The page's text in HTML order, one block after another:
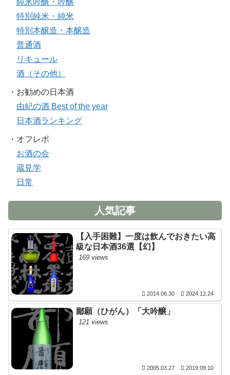
純米吟醸・吟醸
特別純米・純米
特別本醸造・本醸造
普通酒
リキュール
酒（その他）
・お勧めの日本酒
由紀の酒 Best of the year
日本酒ランキング
・オフレポ
お酒の会
蔵見学
日常
人気記事
【入手困難】一度は飲んでおきたい高
級な日本酒36選【幻】
169 views
2014.06.30 2024.12.24
鄙願（ひがん）「大吟醸」
121 views
2005.03.27 2019.09.10